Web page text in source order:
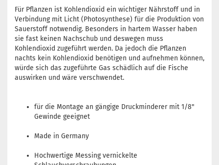
Für Pflanzen ist Kohlendioxid ein wichtiger Nährstoff und in
Verbindung mit Licht (Photosynthese) für die Produktion von
Sauerstoff notwendig. Besonders in hartem Wasser haben
sie fast keinen Nachschub und deswegen muss
Kohlendioxid zugeführt werden. Da jedoch die Pflanzen
nachts kein Kohlendioxid benötigen und aufnehmen können,
würde sich das zugeführte Gas schädlich auf die Fische
auswirken und wäre verschwendet.
für die Montage an gängige Druckminderer mit 1/8"
Gewinde geeignet
Made in Germany
Hochwertige Messing vernickelte